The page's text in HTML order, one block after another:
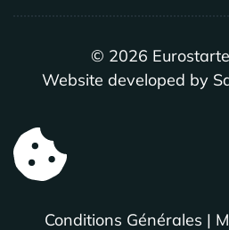
© 2026
Website developed by
Conditions Générales |